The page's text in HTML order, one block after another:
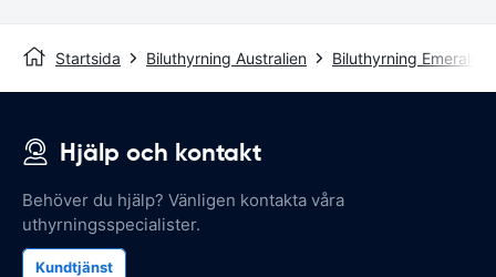
Startsida Biluthyrning Australien Biluthyrning Emerald
Hjälp och kontakt
Behöver du hjälp? Vänligen kontakta våra
uthyrningsspecialister.
Kundtjänst